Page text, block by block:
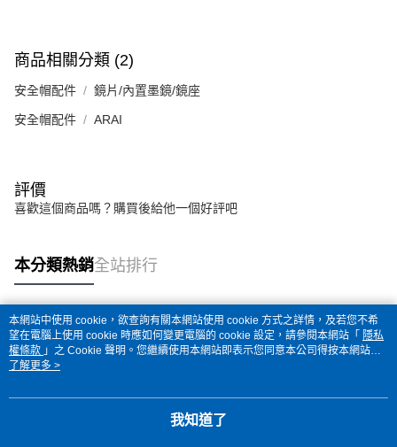
商品相關分類 (2)
安全帽配件 鏡片/內置墨鏡/鏡座
安全帽配件 ARAI
評價
喜歡這個商品嗎？購買後給他一個好評吧
本分類熱銷全站排行
熱門標籤
本網站中使用 cookie，欲查詢有關本網站使用 cookie 方式之詳情，及若您不希
望在電腦上使用 cookie 時應如何變更電腦的 cookie 設定，請參閱本網站「 隱私
權條款 」之 Cookie 聲明。您繼續使用本網站即表示您同意本公司得按本網站使
用條款之 Cookie 聲明使用 cookie。
了解更多 >
我知道了